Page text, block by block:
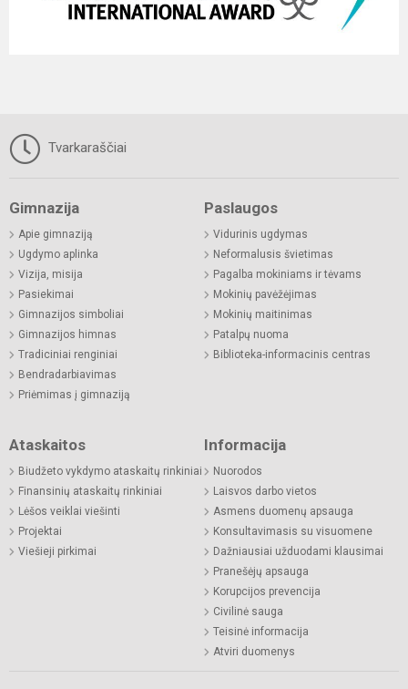
Tvarkaraščiai
Gimnazija
Apie gimnaziją
Ugdymo aplinka
Vizija, misija
Pasiekimai
Gimnazijos simboliai
Gimnazijos himnas
Tradiciniai renginiai
Bendradarbiavimas
Priėmimas į gimnaziją
Paslaugos
Vidurinis ugdymas
Neformalusis švietimas
Pagalba mokiniams ir tėvams
Mokinių pavėžėjimas
Mokinių maitinimas
Patalpų nuoma
Biblioteka-informacinis centras
Ataskaitos
Biudžeto vykdymo ataskaitų rinkiniai
Finansinių ataskaitų rinkiniai
Lėšos veiklai viešinti
Projektai
Viešieji pirkimai
Informacija
Nuorodos
Laisvos darbo vietos
Asmens duomenų apsauga
Konsultavimasis su visuomene
Dažniausiai užduodami klausimai
Pranešėjų apsauga
Korupcijos prevencija
Civilinė sauga
Teisinė informacija
Atviri duomenys